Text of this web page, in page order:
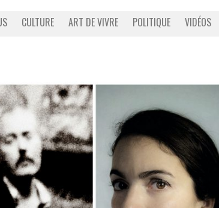
CULTURE ART DE VIVRE POLITIQUE VIDÉOS